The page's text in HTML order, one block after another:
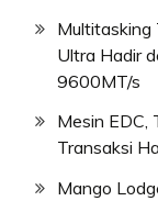
Multitasking
Ultra Hadir
9600MT/s
Mesin EDC,
Transaksi
Mango